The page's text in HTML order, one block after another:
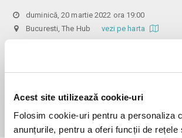
Acest site utilizează cookie-uri
Folosim cookie-uri pentru a personaliza
anunțurile, pentru a oferi funcții de rețele
duminică, 20 martie 2022 ora 19:00
Bucuresti, The Hub vezi pe harta
În funcție de ora de începere, accesul în
oră / cu 40 minute mai devreme, fiind permis cu
Informații suplimentare, la nr. de telefon 0773 825